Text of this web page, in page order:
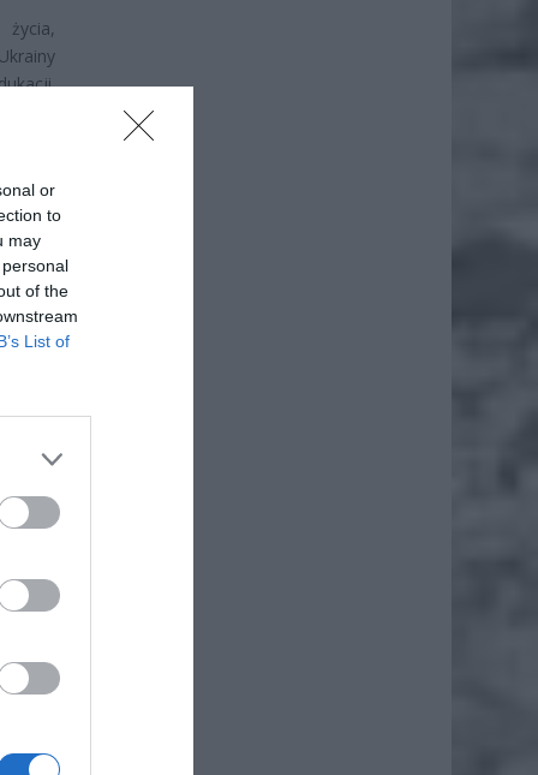
or
to
may
of the
List of